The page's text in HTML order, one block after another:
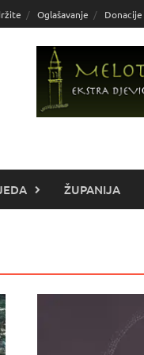
Oglašavanje Donacije
ŽUPANIJA